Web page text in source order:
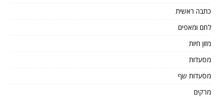
כתבה ראשית
לחם ומאפים
מזון חיות
מסעדות
מסעדות שף
מרקים